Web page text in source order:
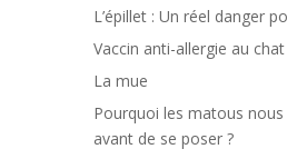
L’épillet : Un réel danger
Vaccin anti-allergie au chat
La mue
Pourquoi les matous
avant de se poser ?